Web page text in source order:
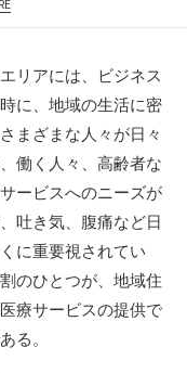
リアには、ビジネス
に、地域の生活に密
さまざまな人々が日々
働く人々、高齢者な
ービスへのニーズが
吐き気、腹痛など日
に重要視されてい
のひとつが、地域住
療サービスの提供で
る。